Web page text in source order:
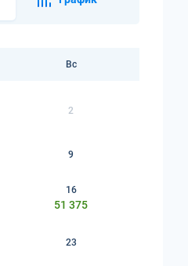
Вс
2
9
16
51 375
23